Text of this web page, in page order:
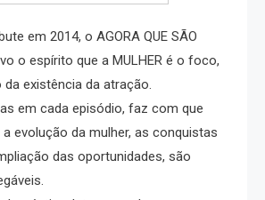
em 2014, o AGORA QUE SÃO
o espírito que a MULHER é o foco,
existência da atração.
em cada episódio, faz com que
evolução da mulher, as conquistas
das oportunidades, são